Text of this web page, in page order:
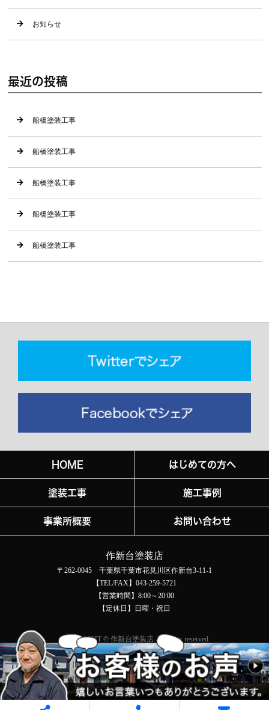
お知らせ
最近の投稿
船橋塗装工事
船橋塗装工事
船橋塗装工事
船橋塗装工事
船橋塗装工事
HOME はじめての方へ
塗装工事 施工事例
事業所概要 お問い合わせ
作新台塗装店
〒262-0045 千葉県千葉市花見川区作新台3-11-1
【TEL/FAX】043-259-5721
【営業時間】8:00～20:00
【定休日】日曜・祝日
COPYRIGHT © 作新台塗装店 All rights reserved.